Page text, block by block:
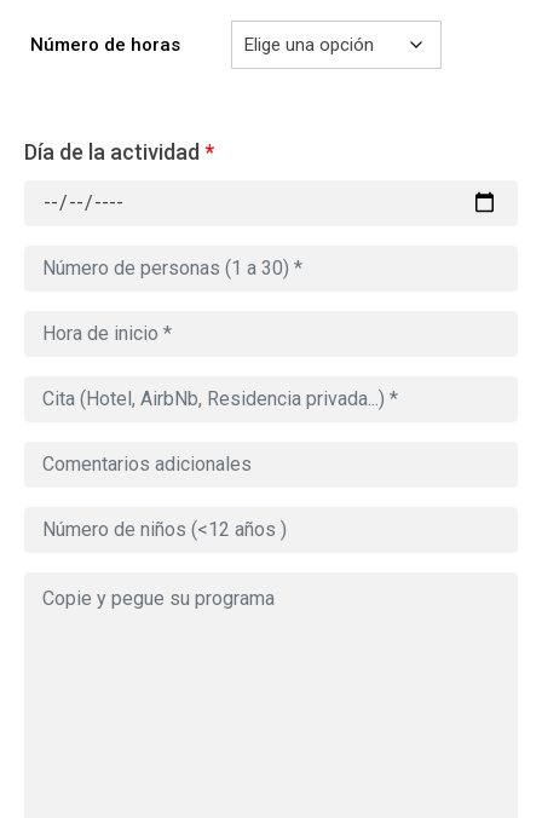
Número de horas
Día de la actividad*